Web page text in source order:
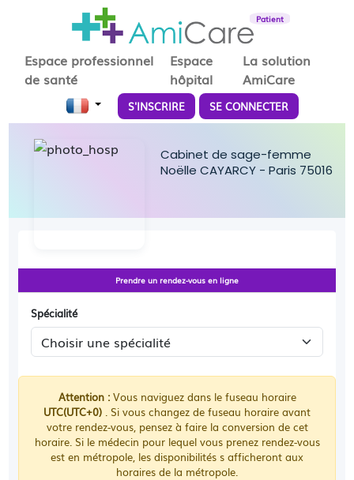
Patient
Espace professionnel
de santé
Espace
hôpital
La solution
AmiCare
S'INSCRIRE SE CONNECTER
Cabinet de sage-femme
Noëlle CAYARCY - Paris 75016
Prendre un rendez-vous en ligne
Spécialité
Attention :Vous naviguez dans le fuseau horaire
UTC(UTC+0) . Si vous changez de fuseau horaire avant
votre rendez-vous, pensez à faire la conversion de cet
horaire. Si le médecin pour lequel vous prenez rendez-vous
est en métropole, les disponibilités s afficheront aux
horaires de la métropole.